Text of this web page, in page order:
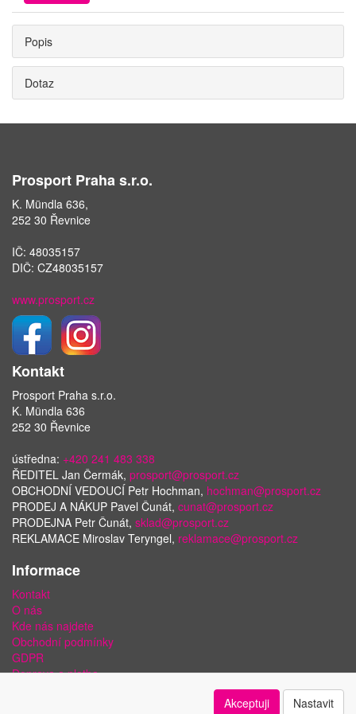
Popis
Dotaz
Prosport Praha s.r.o.
K. Mündla 636,
252 30 Řevnice
IČ: 48035157
DIČ: CZ48035157
www.prosport.cz
Kontakt
Prosport Praha s.r.o.
K. Mündla 636
252 30 Řevnice
ústředna: +420 241 483 338
ŘEDITEL Jan Čermák, prosport@prosport.cz
OBCHODNÍ VEDOUCÍ Petr Hochman, hochman@prosport.cz
PRODEJ A NÁKUP Pavel Čunát, cunat@prosport.cz
PRODEJNA Petr Čunát, sklad@prosport.cz
REKLAMACE Miroslav Teryngel, reklamace@prosport.cz
Informace
Kontakt
O nás
Kde nás najdete
Obchodní podmínky
GDPR
Doprava a platba
Akceptuji Nastavit